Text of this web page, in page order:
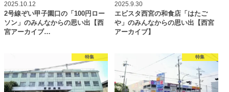
2025.10.12
2号線ぞい甲子園口の「100円ロー
ソン」のみんなからの思い出【西
宮アーカイブ…
2025.9.30
エビスタ西宮の和食店「はたご
や」のみんなからの思い出【西宮
アーカイブ】
特集 特集